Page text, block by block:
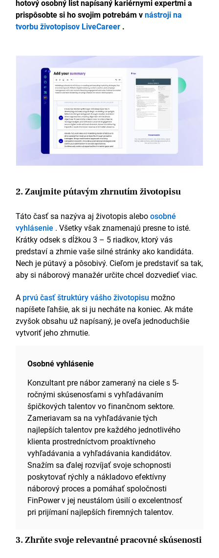
hotový osobný list napísaný kariérnymi expertmi a
prispôsobte si ho svojim potrebám vnástroji na
tvorbu životopisov LiveCareer .
2. Zaujmite pútavým zhrnutím životopisu
Táto časť sa nazýva aj životopis aleboosobné
vyhlásenie . Všetky však znamenajú presne to isté.
Krátky odsek s dĺžkou 3 – 5 riadkov, ktorý vás
predstaví a zhrnie vaše silné stránky ako kandidáta.
Nech je pútavý a pôsobivý. Cieľom je predstaviť sa tak,
aby si náborový manažér určite chcel dozvedieť viac.
A prvú časť štruktúry vášho životopisu možno
napíšete ľahšie, ak si ju necháte na koniec. Ak máte
zvyšok obsahu už napísaný, je oveľa jednoduchšie
vytvoriť jeho zhrnutie.
Osobné vyhlásenie
Konzultant pre nábor zameraný na ciele s 5-
ročnými skúsenosťami s vyhľadávaním
špičkových talentov vo finančnom sektore.
Zameriavam sa na vyhľadávanie tých
najlepších talentov pre každého jednotlivého
klienta prostredníctvom proaktívneho
vyhľadávania a vyhľadávania kandidátov.
Snažím sa ďalej rozvíjať svoje schopnosti
poskytovať rýchly a nákladovo efektívny
náborový proces a pomáhať spoločnosti
FinPower v jej neustálom úsilí o excelentnosť
pri prijímaní najlepších firemných talentov.
3. Zhrňte svoje relevantné pracovné skúsenosti